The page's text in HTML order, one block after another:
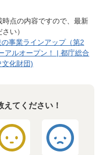
点の内容ですので、最新
い）
事業ラインアップ（第2
アルオープン！ | 都庁総合
化財団)
てください！